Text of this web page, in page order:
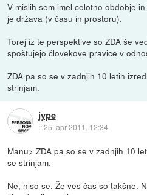
V mislih sem imel celotno obdobje
je država (v času in prostoru).
Torej iz te perspektive so ZDA še
spoštujejo človekove pravice v
ZDA pa so se v zadnjih 10 letih
strinjam.
jype
::25. apr 2011, 12:34
Manu> ZDA pa so se v zadnjih 10
se strinjam.
Ne, niso se. Že ves čas so takšne.